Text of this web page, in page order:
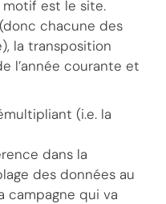
motif est le site.
chacune des
la transposition
l’année courante et
(i.e. la
dans la
des données au
campagne qui va